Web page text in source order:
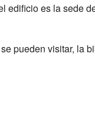
edificio es la sede
pueden visitar, la